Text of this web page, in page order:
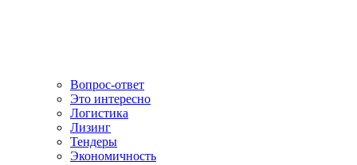
Вопрос-ответ
Это интересно
Логистика
Лизинг
Тендеры
Экономичность